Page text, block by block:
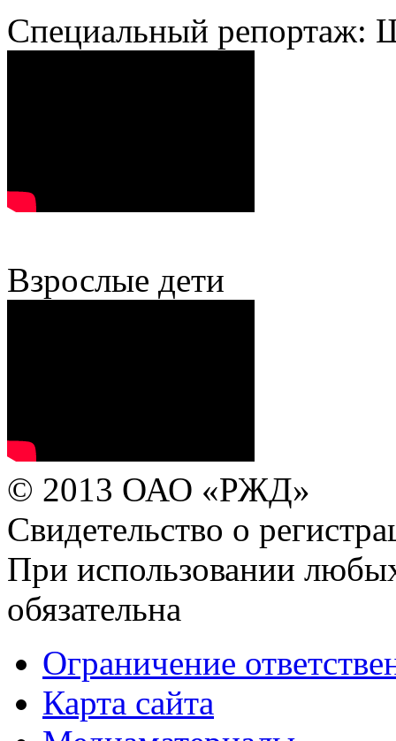
Специальный
Взрослые дети
© 2013 ОАО «РЖД»
Свидетельство о
При использовании
обязательна
Ограничение
Карта сайта